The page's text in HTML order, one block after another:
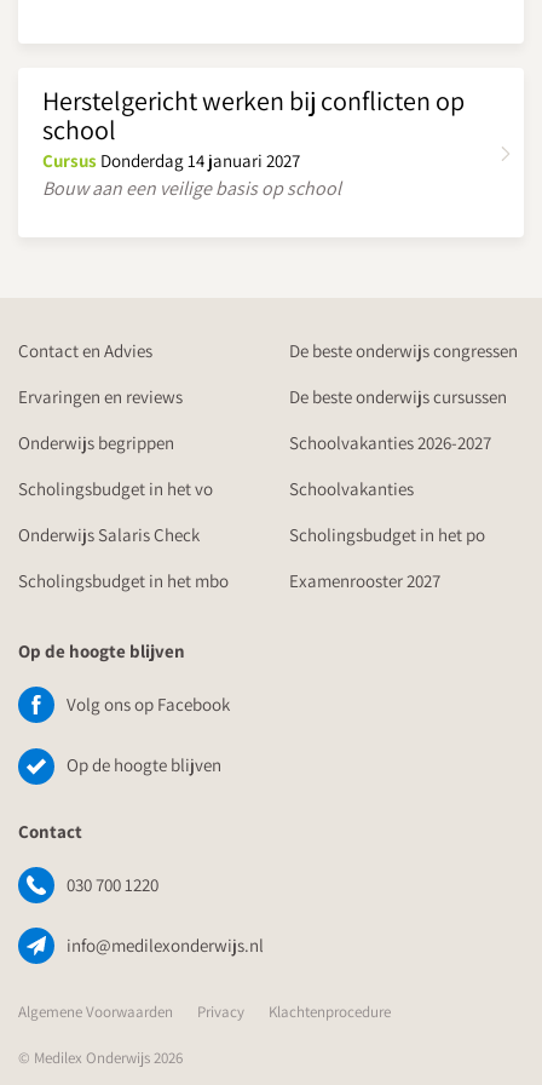
Hoe beïnvloeden omgevingsfactoren (zoals een
media) het gedrag van jongeren in de klas? En hoe ga jij
hiermee om?
Verkennen van verschillende externaliserende en
Simon Klein, Onderwijsadviseur Klasse(n)kanjers en
DocentTalent
De opleiding wordt afgesloten met een presentatie per
gedragsstoornis, belemmering of uitdaging die het gedrag van
jongeren beïnvloedt. Vragen die je onder meer beantwoordt
Herstelgericht werken bij conflicten op
school
Cursus Donderdag 14 januari 2027
Bouw aan een veilige basis op school
Contact en Advies
De beste onderwijs congressen
Ervaringen en reviews
De beste onderwijs cursussen
Onderwijs begrippen
Schoolvakanties 2026-2027
Scholingsbudget in het vo
Schoolvakanties
Onderwijs Salaris Check
Scholingsbudget in het po
Scholingsbudget in het mbo
Examenrooster 2027
Op de hoogte blijven
Volg ons op Facebook
Op de hoogte blijven
Contact
030 700 1220
info@medilexonderwijs.nl
Algemene Voorwaarden Privacy Klachtenprocedure
© Medilex Onderwijs 2026